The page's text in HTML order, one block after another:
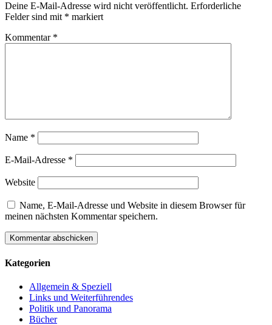
Deine E-Mail-Adresse wird nicht veröffentlicht. Erforderliche
Felder sind mit * markiert
Kommentar *
Name *
E-Mail-Adresse *
Website
Name, E-Mail-Adresse und Website in diesem Browser für
meinen nächsten Kommentar speichern.
Kategorien
Allgemein & Speziell
Links und Weiterführendes
Politik und Panorama
Bücher